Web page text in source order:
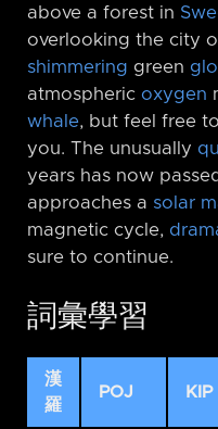
above a forest in
overlooking the city
shimmering green
atmospheric oxygen
whale, but feel free to
you. The unusually
years has now
approaches a solar
magnetic cycle,
sure to continue.
詞彙學習
漢
羅
POJ KIP